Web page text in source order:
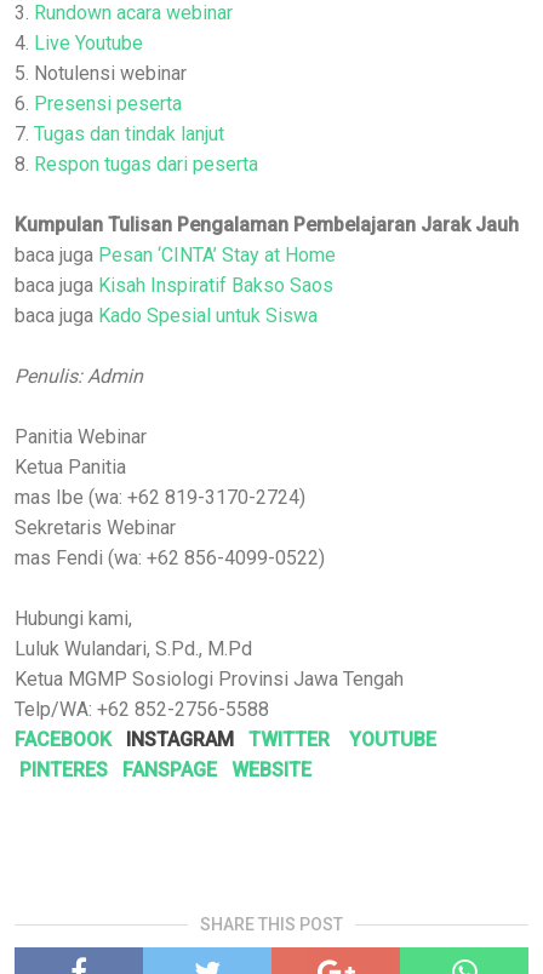
3. Rundown acara webinar
4. Live Youtube
5. Notulensi webinar
6. Presensi peserta
7. Tugas dan tindak lanjut
8. Respon tugas dari peserta
Kumpulan Tulisan Pengalaman Pembelajaran Jarak Jauh
baca juga Pesan ‘CINTA’ Stay at Home
baca juga Kisah Inspiratif Bakso Saos
baca juga Kado Spesial untuk Siswa
Penulis: Admin
Panitia Webinar
Ketua Panitia
mas Ibe (wa: +62 819-3170-2724)
Sekretaris Webinar
mas Fendi (wa: +62 856-4099-0522)
Hubungi kami,
Luluk Wulandari, S.Pd., M.Pd
Ketua MGMP Sosiologi Provinsi Jawa Tengah
Telp/WA: +62 852-2756-5588
FACEBOOK
INSTAGRAM TWITTER
YOUTUBE
PINTERES
FANSPAGE WEBSITE
SHARE THIS POST